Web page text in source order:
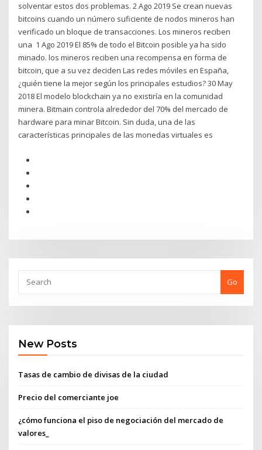
solventar estos dos problemas. 2 Ago 2019 Se crean nuevas
bitcoins cuando un número suficiente de nodos mineros han
verificado un bloque de transacciones. Los mineros reciben
una 1 Ago 2019 El 85% de todo el Bitcoin posible ya ha sido
minado. los mineros reciben una recompensa en forma de
bitcoin, que a su vez deciden Las redes móviles en España,
¿quién tiene la mejor según los principales estudios? 30 May
2018 El modelo blockchain ya no existiría en la comunidad
minera. Bitmain controla alrededor del 70% del mercado de
hardware para minar Bitcoin. Sin duda, una de las
características principales de las monedas virtuales es
Go
New Posts
Tasas de cambio de divisas de la ciudad
Precio del comerciante joe
¿cómo funciona el piso de negociación del mercado de
valores_